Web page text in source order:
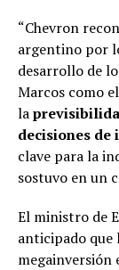
“Chevron
argentino por
desarrollo de
Marcos como
la
decisiones
clave para la
sostuvo en un
El ministro de
anticipado que
megainversión